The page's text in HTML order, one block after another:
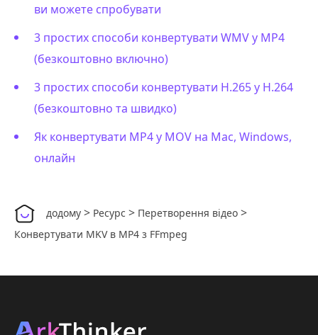
ви можете спробувати
3 простих способи конвертувати WMV у MP4
(безкоштовно включно)
3 простих способи конвертувати H.265 у H.264
(безкоштовно та швидко)
Як конвертувати MP4 у MOV на Mac, Windows,
онлайн
додому > Ресурс > Перетворення відео >
Конвертувати MKV в MP4 з FFmpeg